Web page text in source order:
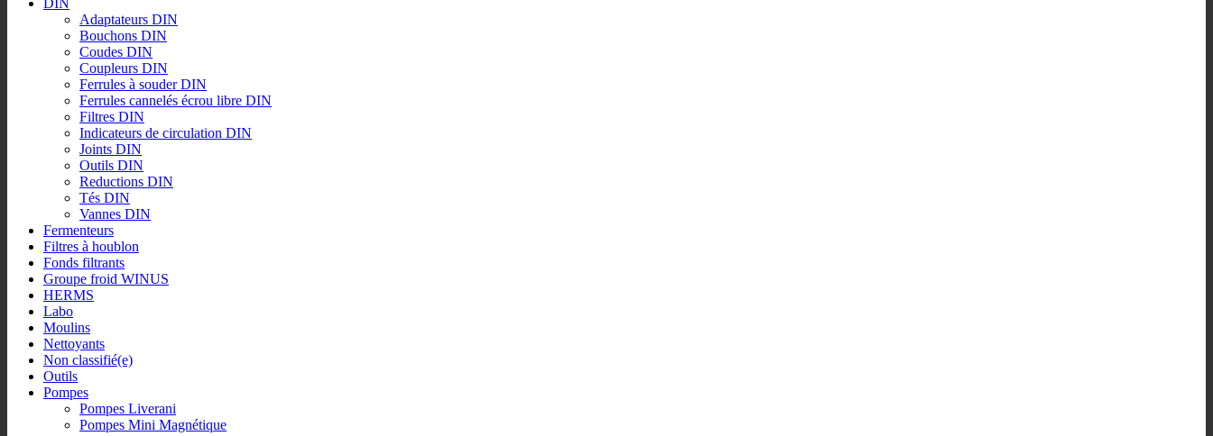
DIN
Adaptateurs DIN
Bouchons DIN
Coudes DIN
Coupleurs DIN
Ferrules à souder DIN
Ferrules cannelés écrou libre DIN
Filtres DIN
Indicateurs de circulation DIN
Joints DIN
Outils DIN
Reductions DIN
Tés DIN
Vannes DIN
Fermenteurs
Filtres à houblon
Fonds filtrants
Groupe froid WINUS
HERMS
Labo
Moulins
Nettoyants
Non classifié(e)
Outils
Pompes
Pompes Liverani
Pompes Mini Magnétique